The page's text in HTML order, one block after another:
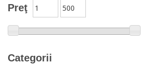
Luther
Marturisire de Credință
Mărturisitori
Preţ
Categorii